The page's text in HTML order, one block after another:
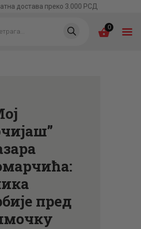
достава преко 3.000 РСД
0
ОД
пред